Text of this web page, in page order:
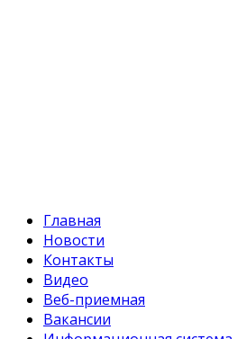
Главная
Новости
Контакты
Видео
Веб-приемная
Вакансии